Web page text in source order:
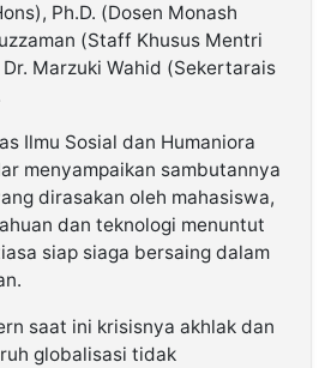
Ph.D. (Dosen Monash
(Staff Khusus Mentri
Dr. Marzuki Wahid (Sekertarais
Ilmu Sosial dan Humaniora
menyampaikan sambutannya
dirasakan oleh mahasiswa,
dan teknologi menuntut
siap siaga bersaing dalam
saat ini krisisnya akhlak dan
globalisasi tidak